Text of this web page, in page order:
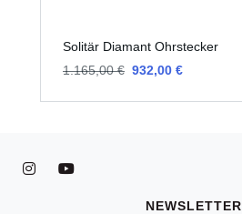
Solitär Diamant Ohrstecker
932,00 €
1.165,00 €
NEWSLETTER